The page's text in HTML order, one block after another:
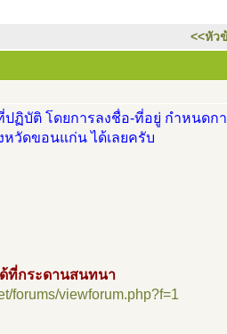
<<หัว
บัติ โดยการลงชื่อ-ที่อยู่ กำหนดกา
วัดขอนแก่น ได้เลยครับ
ด้ที่กระดานสนทนา
forums/viewforum.php?f=1